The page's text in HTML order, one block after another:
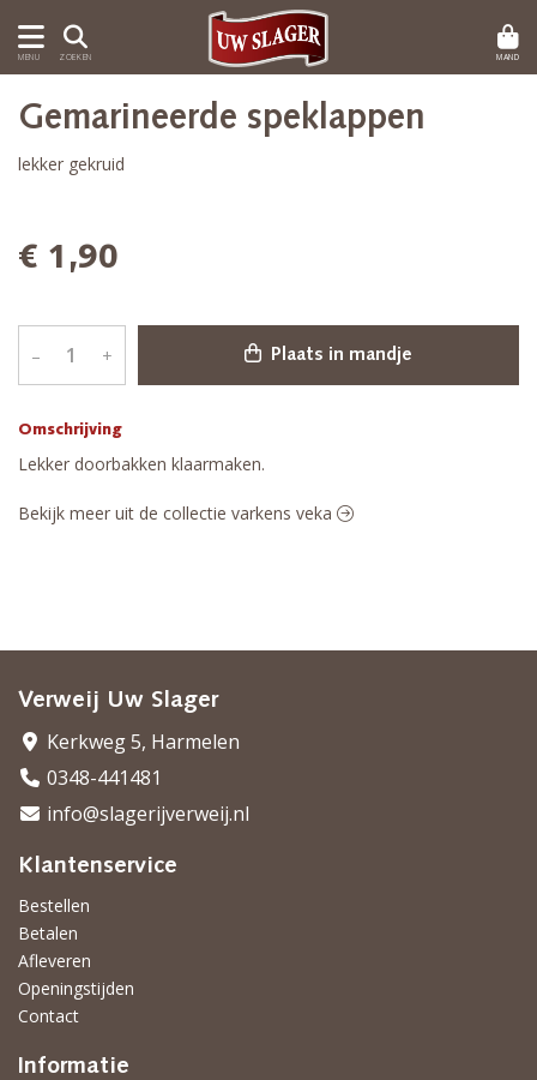
MENU ZOEKEN MAND
Omschrijving
Lekker doorbakken klaarmaken.
Gemarineerde speklappen
lekker gekruid
€ 1,90
– + Plaats in mandje
Bekijk meer uit de collectie varkens veka
Verweij Uw Slager
Kerkweg 5, Harmelen
0348-441481
info@slagerijverweij.nl
Klantenservice
Bestellen
Betalen
Afleveren
Openingstijden
Contact
Informatie